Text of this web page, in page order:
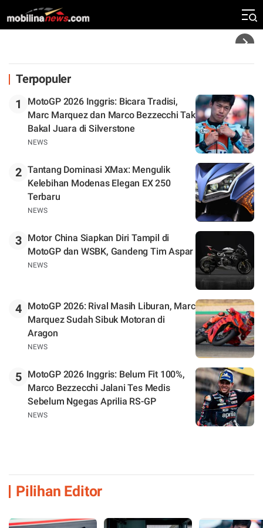
Silverstone. Seri Selanjutnya Belum Jelas
Terpopuler
1
MotoGP 2026 Inggris: Bicara Tradisi,
Marc Marquez dan Marco Bezzecchi Tak
Bakal Juara di Silverstone
NEWS
2 Tantang Dominasi XMax: Mengulik
Kelebihan Modenas Elegan EX 250
Terbaru
NEWS
3
Motor China Siapkan Diri Tampil di
MotoGP dan WSBK, Gandeng Tim Aspar
NEWS
4
MotoGP 2026: Rival Masih Liburan, Marc
Marquez Sudah Sibuk Motoran di
Aragon
NEWS
5
MotoGP 2026 Inggris: Belum Fit 100%,
Marco Bezzecchi Jalani Tes Medis
Sebelum Ngegas Aprilia RS-GP
NEWS
Pilihan Editor